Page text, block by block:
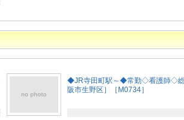
no photo
◆JR寺田町駅～◆常勤◇看護師◇総
阪市生野区］［M0734］